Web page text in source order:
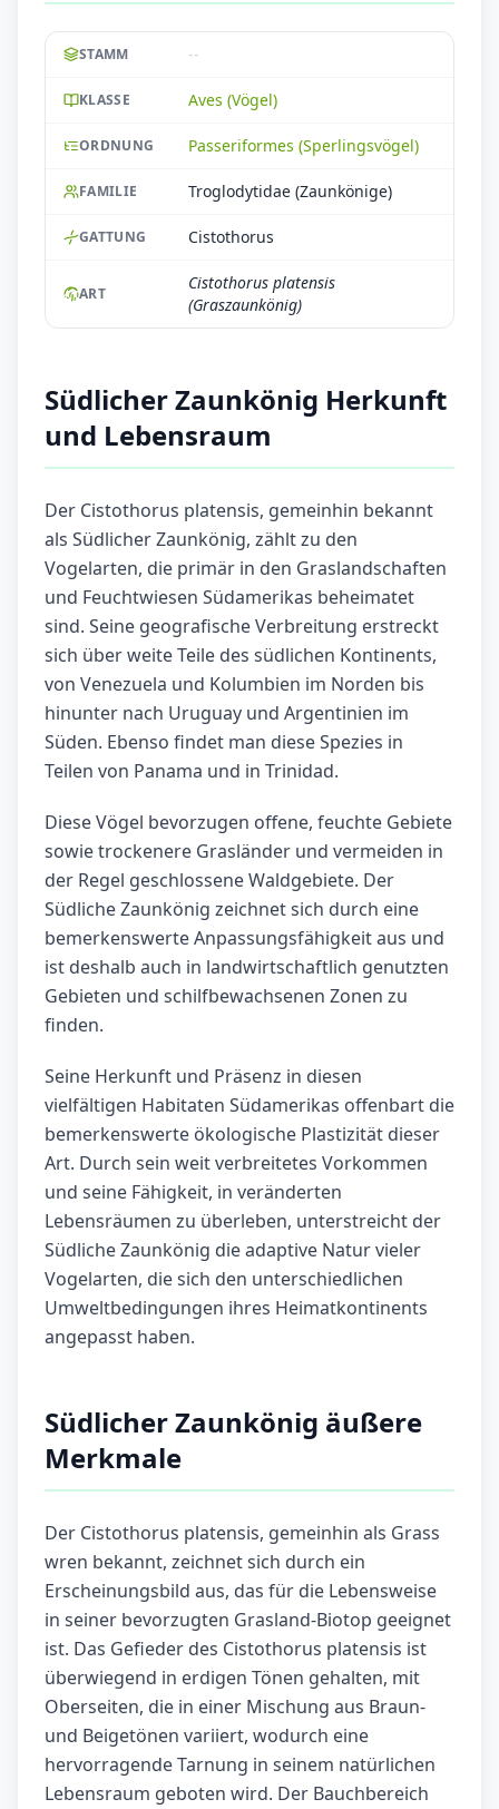
STAMM --
KLASSE Aves (Vögel)
ORDNUNG Passeriformes (Sperlingsvögel)
FAMILIE Troglodytidae (Zaunkönige)
GATTUNG Cistothorus
ART
Cistothorus platensis
(Graszaunkönig)
Südlicher Zaunkönig Herkunft
und Lebensraum
Der Cistothorus platensis, gemeinhin bekannt
als Südlicher Zaunkönig, zählt zu den
Vogelarten, die primär in den Graslandschaften
und Feuchtwiesen Südamerikas beheimatet
sind. Seine geografische Verbreitung erstreckt
sich über weite Teile des südlichen Kontinents,
von Venezuela und Kolumbien im Norden bis
hinunter nach Uruguay und Argentinien im
Süden. Ebenso findet man diese Spezies in
Teilen von Panama und in Trinidad.
Diese Vögel bevorzugen offene, feuchte Gebiete
sowie trockenere Grasländer und vermeiden in
der Regel geschlossene Waldgebiete. Der
Südliche Zaunkönig zeichnet sich durch eine
bemerkenswerte Anpassungsfähigkeit aus und
ist deshalb auch in landwirtschaftlich genutzten
Gebieten und schilfbewachsenen Zonen zu
finden.
Seine Herkunft und Präsenz in diesen
vielfältigen Habitaten Südamerikas offenbart die
bemerkenswerte ökologische Plastizität dieser
Art. Durch sein weit verbreitetes Vorkommen
und seine Fähigkeit, in veränderten
Lebensräumen zu überleben, unterstreicht der
Südliche Zaunkönig die adaptive Natur vieler
Vogelarten, die sich den unterschiedlichen
Umweltbedingungen ihres Heimatkontinents
angepasst haben.
Südlicher Zaunkönig äußere
Merkmale
Der Cistothorus platensis, gemeinhin als Grass
wren bekannt, zeichnet sich durch ein
Erscheinungsbild aus, das für die Lebensweise
in seiner bevorzugten Grasland-Biotop geeignet
ist. Das Gefieder des Cistothorus platensis ist
überwiegend in erdigen Tönen gehalten, mit
Oberseiten, die in einer Mischung aus Braun-
und Beigetönen variiert, wodurch eine
hervorragende Tarnung in seinem natürlichen
Lebensraum geboten wird. Der Bauchbereich